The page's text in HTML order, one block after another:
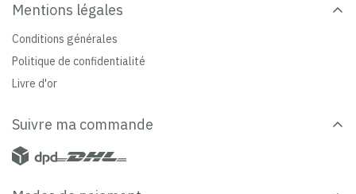
Mentions légales
Conditions générales
Politique de confidentialité
Livre d'or
Suivre ma commande